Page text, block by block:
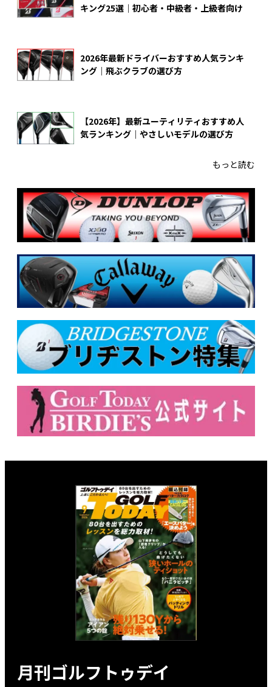
キング25選｜初心者・中級者・上級者向け
2026年最新ドライバーおすすめ人気ランキ
ング｜飛ぶクラブの選び方
【2026年】最新ユーティリティおすすめ人
気ランキング｜やさしいモデルの選び方
もっと読む
月刊ゴルフトゥデイ